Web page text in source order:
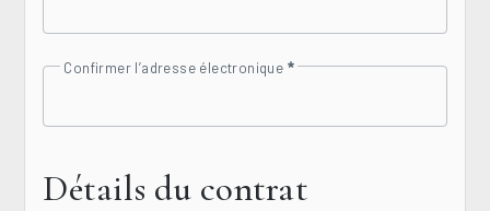
Confirmer l’adresse électronique
Détails du contrat